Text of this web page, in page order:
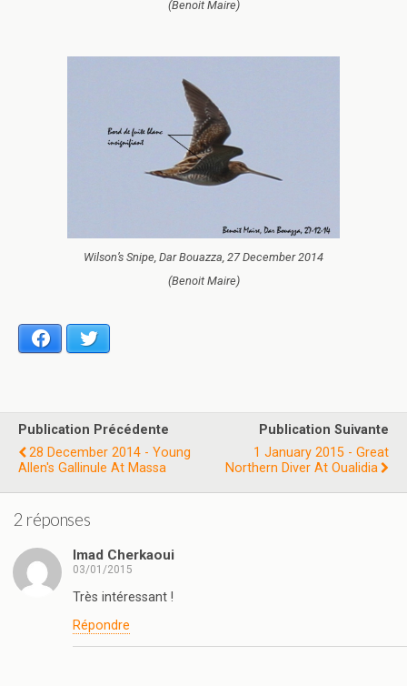
(Benoit Maire)
Wilson’s Snipe, Dar Bouazza, 27 December 2014
(Benoit Maire)
Facebook
Publication Précédente
28 December 2014 - Young
Allen's Gallinule At Massa
Publication Suivante
1 January 2015 - Great
Northern Diver At Oualidia
2 réponses
Imad Cherkaoui
03/01/2015
Très intéressant !
Répondre